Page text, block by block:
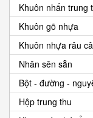
Khuôn nhấn trung
Khuôn gõ nhựa
Khuôn nhựa râu
Nhân sên sẵn
Bột - đường -
Hộp trung thu